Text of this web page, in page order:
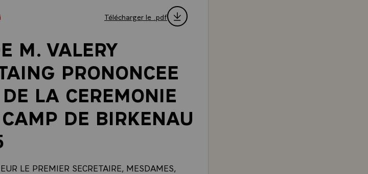
Télécharger le .pdf
M. VALERY
PRONONCEE
LA CEREMONIE
DE BIRKENAU
LE PREMIER SECRETAIRE, MESDAMES,